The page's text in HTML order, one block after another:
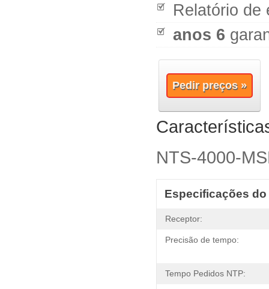
Relatório de
anos 6
Pedir preços »
NTS-4000-
Especificações do
Receptor:
Precisão de tempo:
Tempo Pedidos NTP: